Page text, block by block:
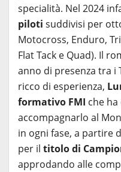
specialità. Nel 2024
piloti suddivisi per
Motocross, Enduro,
Flat Tack e Quad). Il
anno di presenza tra i
ricco di esperienza,
formativo FMI che
accompagnarlo al
in ogni fase, a partire
per il titolo di
approdando alle